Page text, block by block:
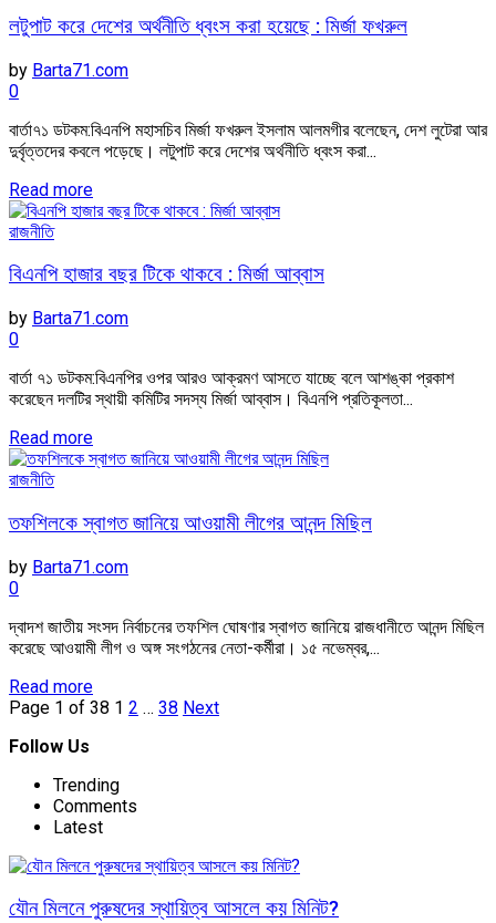
লটুপাট করে দেশের অর্থনীতি ধ্বংস করা হয়েছে : মির্জা ফখরুল
by Barta71.com
0
বার্তা৭১ ডটকম:বিএনপি মহাসচিব মির্জা ফখরুল ইসলাম আলমগীর বলেছেন, দেশ লুটেরা আর
দুর্বৃত্তদের কবলে পড়েছে। লটুপাট করে দেশের অর্থনীতি ধ্বংস করা...
Read more
রাজনীতি
বিএনপি হাজার বছর টিকে থাকবে : মির্জা আব্বাস
by Barta71.com
0
বার্তা ৭১ ডটকম:বিএনপির ওপর আরও আক্রমণ আসতে যাচ্ছে বলে আশঙ্কা প্রকাশ
করেছেন দলটির স্থায়ী কমিটির সদস্য মির্জা আব্বাস। বিএনপি প্রতিকূলতা...
Read more
রাজনীতি
তফশিলকে স্বাগত জানিয়ে আওয়ামী লীগের আনন্দ মিছিল
by Barta71.com
0
দ্বাদশ জাতীয় সংসদ নির্বাচনের তফশিল ঘোষণার স্বাগত জানিয়ে রাজধানীতে আনন্দ মিছিল
করেছে আওয়ামী লীগ ও অঙ্গ সংগঠনের নেতা-কর্মীরা। ১৫ নভেম্বর,...
Read more
Page 1 of 38 1 2 … 38 Next
Follow Us
Trending
Comments
Latest
যৌন মিলনে পুরুষদের স্থায়িত্ব আসলে কয় মিনিট?